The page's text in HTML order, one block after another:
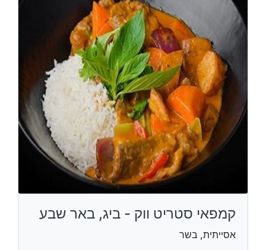
קמפאי סטריט ווק - ביג, באר שבע
אסייתית, בשר